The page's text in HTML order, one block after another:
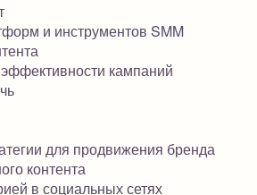
и инструментов SMM
кампаний
для продвижения бренда
контента
в социальных сетях